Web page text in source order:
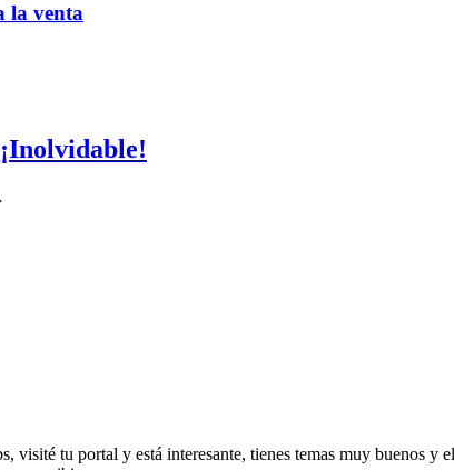
la venta
visité tu portal y está interesante, tienes temas muy buenos